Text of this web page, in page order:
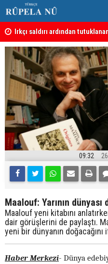
Irkçı saldırı ardından
edildi
09:32
Maalouf: Yarının dünyası
Maalouf yeni kitabını
dair görüşlerini de paylaştı.
yeni bir dünyanın
Haber Merkezi- Dünya